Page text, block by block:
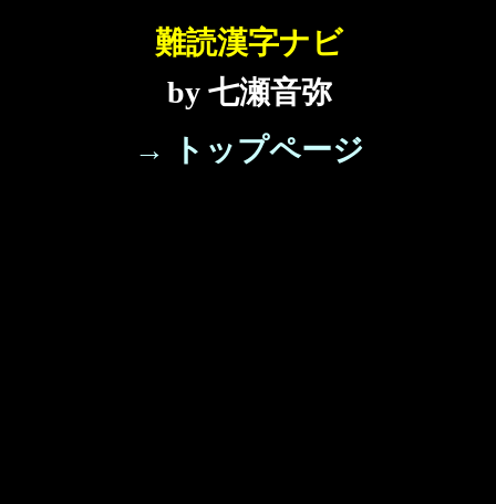
難読漢字ナビ
by 七瀬音弥
→ トップページ